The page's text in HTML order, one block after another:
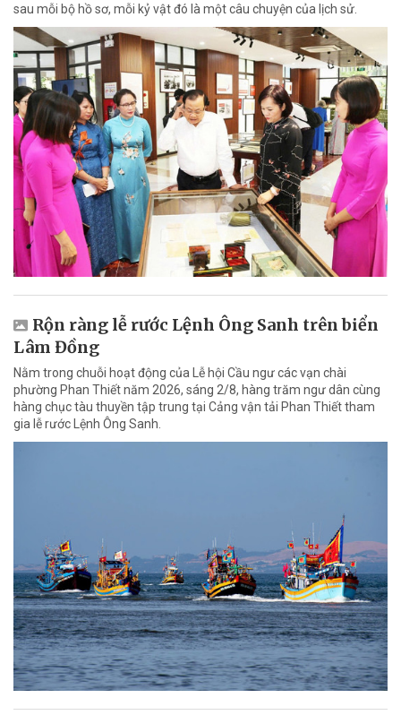
sau mỗi bộ hồ sơ, mỗi kỷ vật đó là một câu chuyện của lịch sử.
Rộn ràng lễ rước Lệnh Ông Sanh trên biển
Lâm Đồng
Nằm trong chuỗi hoạt động của Lễ hội Cầu ngư các vạn chài
phường Phan Thiết năm 2026, sáng 2/8, hàng trăm ngư dân cùng
hàng chục tàu thuyền tập trung tại Cảng vận tải Phan Thiết tham
gia lễ rước Lệnh Ông Sanh.